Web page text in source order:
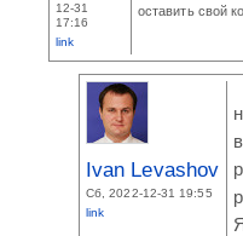
12-31
17:16
link
оставить свой
Ivan Levashov
Сб, 2022-12-31 19:55
link